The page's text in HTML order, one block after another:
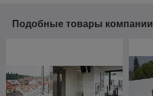
Подобные товары компании